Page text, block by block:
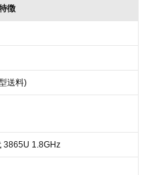
徴
送料)
3865U 1.8GHz